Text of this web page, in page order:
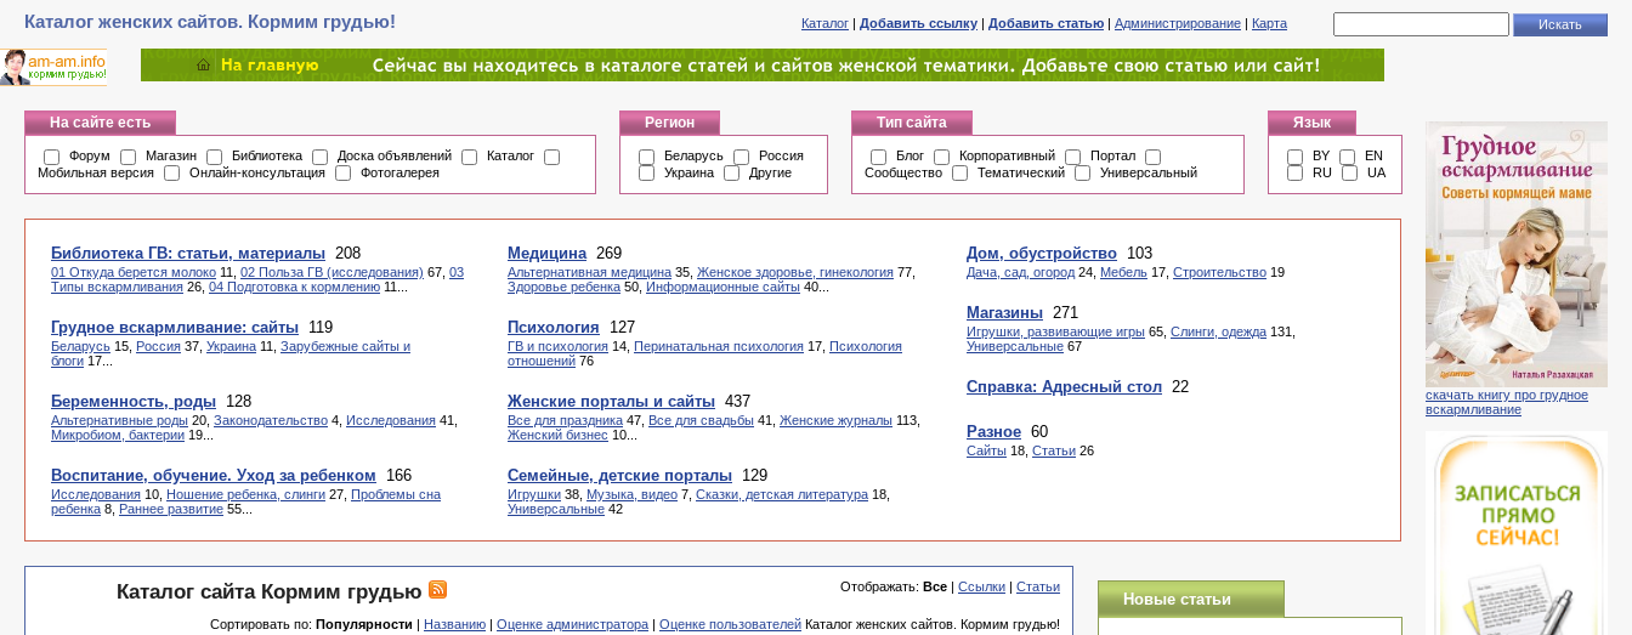
Каталог женских сайтов. Кормим грудью! Каталог | Добавить ссылку | Добавить статью | Администрирование | Карта
На сайте есть
Форум Магазин Библиотека Доска объявлений
Каталог
Мобильная версия
Онлайн-консультация Фотогалерея
Регион
Беларусь
Россия
Украина
Другие
Тип сайта
Блог Корпоративный
Портал
Сообщество
Тематический Универсальный
Язык
BY
EN
RU
UA
Библиотека ГВ: статьи, материалы 208
01 Откуда берется молоко 11, 02 Польза ГВ (исследования) 67, 03
Типы вскармливания 26, 04 Подготовка к кормлению 11...
Грудное вскармливание: сайты 119
Беларусь 15, Россия 37, Украина 11, Зарубежные сайты и
блоги 17...
Беременность, роды 128
Альтернативные роды 20, Законодательство 4, Исследования 41,
Микробиом, бактерии 19...
Воспитание, обучение. Уход за ребенком 166
Исследования 10, Ношение ребенка, слинги 27, Проблемы сна
ребенка 8, Раннее развитие 55...
Медицина 269
Альтернативная медицина 35, Женское здоровье, гинекология 77,
Здоровье ребенка 50, Информационные сайты 40...
Психология 127
ГВ и психология 14, Перинатальная психология 17, Психология
отношений 76
Женские порталы и сайты 437
Все для праздника 47, Все для свадьбы 41, Женские журналы 113,
Женский бизнес 10...
Семейные, детские порталы 129
Игрушки 38, Музыка, видео 7, Сказки, детская литература 18,
Универсальные 42
Дом, обустройство 103
Дача, сад, огород 24, Мебель 17, Строительство 19
Магазины 271
Игрушки, развивающие игры 65, Слинги, одежда 131,
Универсальные 67
Справка: Адресный стол 22
Разное 60
Сайты 18, Статьи 26
Отображать: Все | Ссылки | Статьи
Каталог сайта Кормим грудью
Сортировать по: Популярности | Названию | Оценке администратора | Оценке пользователей Каталог женских сайтов. Кормим грудью!
Новые статьи
скачать книгу про грудное
вскармливание